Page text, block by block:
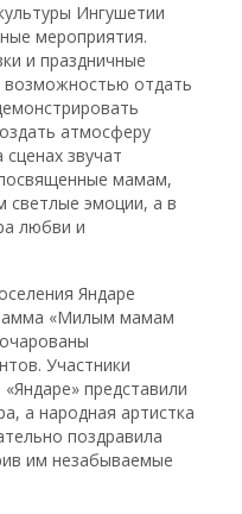
Ингушетии
мероприятия.
и праздничные
возможностью отдать
атмосферу
звучат
мамам,
светлые эмоции, а в
любви и
Яндаре
«Милым мамам
Участники
представили
а народная артистка
поздравила
им незабываемые